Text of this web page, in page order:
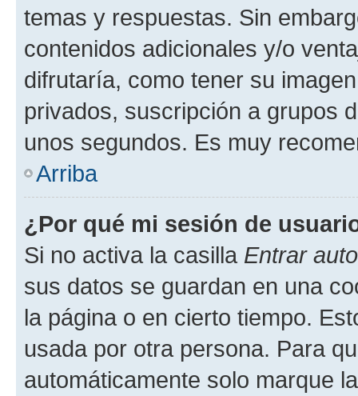
temas y respuestas. Sin
contenidos adicionales y/o
difrutaría, como tener su
privados, suscripción a grupos
unos segundos. Es muy
Arriba
¿Por qué mi sesión de
Si no activa la casilla Entrar
sus datos se guardan en una
la página o en cierto tiempo.
usada por otra persona. Para
automáticamente solo marque